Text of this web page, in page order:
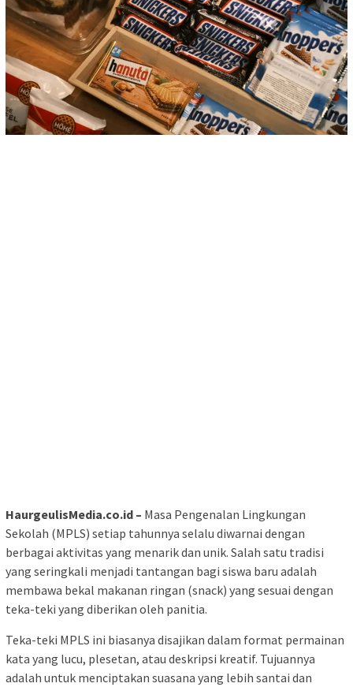
HaurgeulisMedia.co.id – Masa Pengenalan Lingkungan
Sekolah (MPLS) setiap tahunnya selalu diwarnai dengan
berbagai aktivitas yang menarik dan unik. Salah satu tradisi
yang seringkali menjadi tantangan bagi siswa baru adalah
membawa bekal makanan ringan (snack) yang sesuai dengan
teka-teki yang diberikan oleh panitia.
Teka-teki MPLS ini biasanya disajikan dalam format permainan
kata yang lucu, plesetan, atau deskripsi kreatif. Tujuannya
adalah untuk menciptakan suasana yang lebih santai dan